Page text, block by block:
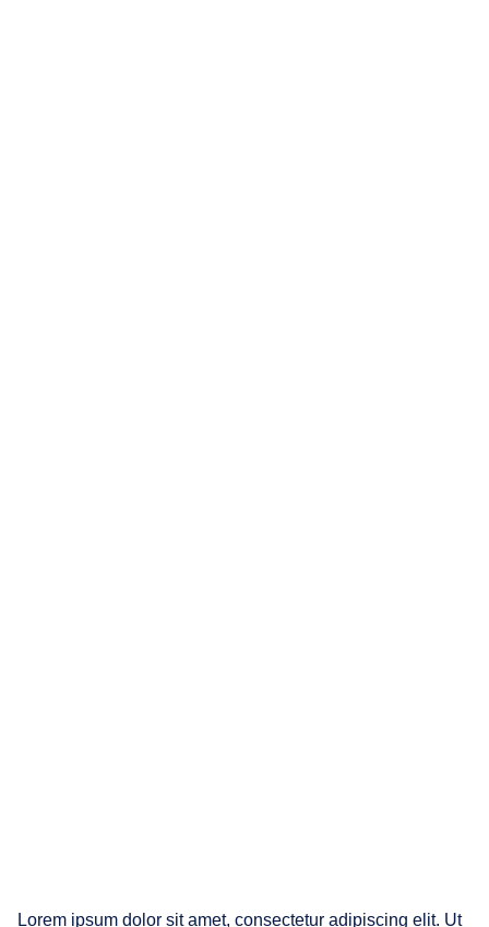
Lorem ipsum dolor sit amet, consectetur adipiscing elit. Ut